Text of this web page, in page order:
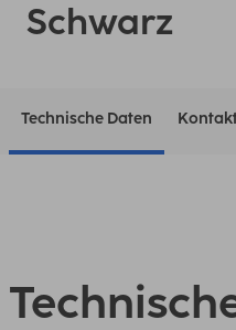
Schwarz
Technische Daten